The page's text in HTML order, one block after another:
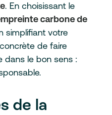
. En choisissant le
carbone de
simplifiant votre
de faire
dans le bon sens :
de la